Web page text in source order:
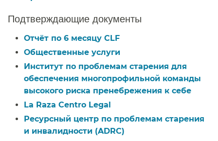
Подтверждающие документы​​
Отчёт по 6 месяцу CLF​​
Общественные услуги​​
Институт по проблемам старения для
обеспечения многопрофильной команды
высокого риска пренебрежения к себе​​
La Raza Centro Legal​​
Ресурсный центр по проблемам старения
и инвалидности (ADRC)​​